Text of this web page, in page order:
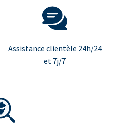
Assistance clientèle 24h/24
et 7j/7